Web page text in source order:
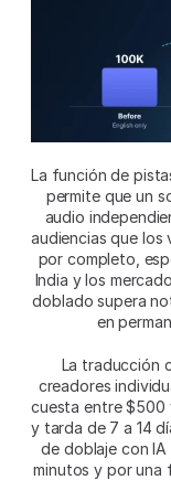
La función de
permite que un
audio
audiencias que
por completo,
India y los
doblado supera
en
La traducción
creadores
cuesta entre $500
y tarda de 7 a 14
de doblaje con
minutos y por una